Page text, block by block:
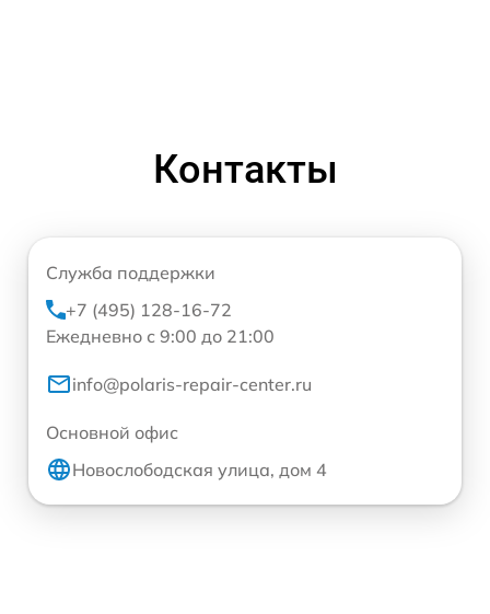
Контакты
Служба поддержки
+7 (495) 128-16-72
Ежедневно с 9:00 до 21:00
info@polaris-repair-center.ru
Основной офис
Новослободская улица, дом 4